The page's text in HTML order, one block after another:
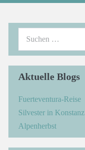
Aktuelle Blogs
Fuerteventura-Reise
Silvester in Konstanz
Alpenherbst